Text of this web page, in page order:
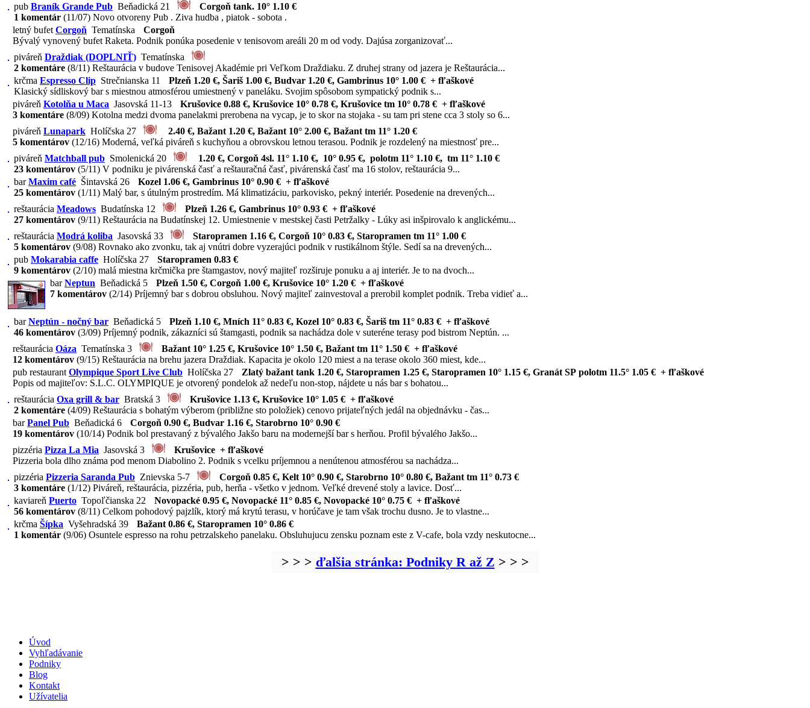
pub Braník Grande Pub Beňadická 21
Corgoň tank. 10° 1.10 €
1 komentár (11/07) Novo otvoreny Pub . Ziva hudba , piatok - sobota .
letný bufet Corgoň Tematínska
Corgoň
Bývalý vynovený bufet Raketa. Podnik ponúka posedenie v tenisovom areáli 20 m od vody. Dajúsa zorganizovať...
piváreň Draždiak (DOPLNIŤ) Tematínska
2 komentáre (8/11) Reštaurácia v budove Tenisovej Akadémie pri Veľkom Draždiaku. Z druhej strany od jazera je Reštaurácia...
krčma Espresso Clip Strečnianska 11
Plzeň 1.20 €, Šariš 1.00 €, Budvar 1.20 €, Gambrinus 10° 1.00 € + fľaškové
Klasický sídliskový bar s miestnou atmosférou umiestnený v paneláku. Svojim spôsobom sympatický podnik s...
piváreň Kotolňa u Maca Jasovská 11-13
Krušovice 0.88 €, Krušovice 10° 0.78 €, Krušovice tm 10° 0.78 € + fľaškové
3 komentáre (8/09) Kotolna medzi dvoma panelakmi prerobena na vycap, je to skor na stojaka - su tam pri stene cca 3 stoly so 6...
piváreň Lunapark Holíčska 27
2.40 €, Bažant 1.20 €, Bažant 10° 2.00 €, Bažant tm 11° 1.20 €
5 komentárov (12/16) Moderná, veľká piváreň s kuchyňou a obrovskou letnou terasou. Podnik je rozdelený na miestnosť pre...
piváreň Matchball pub Smolenická 20
1.20 €, Corgoň 4sl. 11° 1.10 €, 10° 0.95 €, polotm 11° 1.10 €, tm 11° 1.10 €
23 komentárov (5/11) V podniku je pivárenská časť a reštauračná časť, pivárenská časť ma 16 stolov, reštaurácia 9...
bar Maxim café Šintavská 26
Kozel 1.06 €, Gambrinus 10° 0.90 € + fľaškové
25 komentárov (1/11) Malý bar, s útulným prostredím. Má klimatizáciu, parkovisko, pekný interiér. Posedenie na drevených...
reštaurácia Meadows Budatínska 12
Plzeň 1.26 €, Gambrinus 10° 0.93 € + fľaškové
27 komentárov (9/11) Reštaurácia na Budatínskej 12. Umiestnenie v mestskej časti Petržalky - Lúky asi inšpirovalo k anglickému...
reštaurácia Modrá koliba Jasovská 33
Staropramen 1.16 €, Corgoň 10° 0.83 €, Staropramen tm 11° 1.00 €
5 komentárov (9/08) Rovnako ako zvonku, tak aj vnútri dobre vyzerajúci podnik v rustikálnom štýle. Sedí sa na drevených...
pub Mokarabia caffe Holíčska 27
Staropramen 0.83 €
9 komentárov (2/10) malá miestna krčmička pre štamgastov, nový majiteľ rozširuje ponuku a aj interiér. Je to na dvoch...
bar Neptun Beňadická 5
Plzeň 1.50 €, Corgoň 1.00 €, Krušovice 10° 1.20 € + fľaškové
7 komentárov (2/14) Príjemný bar s dobrou obsluhou. Nový majiteľ zainvestoval a prerobil komplet podnik. Treba vidieť a...
bar Neptún - nočný bar Beňadická 5
Plzeň 1.10 €, Mních 11° 0.83 €, Kozel 10° 0.83 €, Šariš tm 11° 0.83 € + fľaškové
46 komentárov (3/09) Príjemný podnik, zákazníci sú štamgasti, podnik sa nachádza dole v suteréne terasy pod bistrom Neptún. ...
reštaurácia Oáza Tematínska 3
Bažant 10° 1.25 €, Krušovice 10° 1.50 €, Bažant tm 11° 1.50 € + fľaškové
12 komentárov (9/15) Reštaurácia na brehu jazera Draždiak. Kapacita je okolo 120 miest a na terase okolo 360 miest, kde...
pub restaurant Olympique Sport Live Club Holíčska 27
Zlatý bažant tank 1.20 €, Staropramen 1.25 €, Staropramen 10° 1.15 €, Granát SP polotm 11.5° 1.05 € + fľaškové
Popis od majiteľov: S.L.C. OLYMPIQUE je otvorený pondelok až nedeľu non-stop, nájdete u nás bar s bohatou...
reštaurácia Oxa grill & bar Bratská 3
Krušovice 1.13 €, Krušovice 10° 1.05 € + fľaškové
2 komentáre (4/09) Reštaurácia s bohatým výberom (približne sto položiek) cenovo prijateľných jedál na objednávku - čas...
bar Panel Pub Beňadická 6
Corgoň 0.90 €, Budvar 1.16 €, Starobrno 10° 0.90 €
19 komentárov (10/14) Podnik bol prestavaný z bývalého Jakšo baru na modernejší bar s herňou. Profil bývalého Jakšo...
pizzéria Pizza La Mia Jasovská 3
Krušovice + fľaškové
Pizzeria bola dlho známa pod menom Diabolino 2. Podnik s vcelku príjemnou a nenútenou atmosférou sa nachádza...
pizzéria Pizzeria Saranda Pub Znievska 5-7
Corgoň 0.85 €, Kelt 10° 0.90 €, Starobrno 10° 0.80 €, Bažant tm 11° 0.73 €
3 komentáre (1/12) Piváreň, reštaurácia, pizzéria, pub, herňa - všetko v jednom. Veľké drevené stoly a lavice. Dosť...
kaviareň Puerto Topoľčianska 22
Novopacké 0.95 €, Novopacké 11° 0.85 €, Novopacké 10° 0.75 € + fľaškové
56 komentárov (8/11) Celkom pohodový pajzlík, ktorý má krytú terasu, v horúčave je tam však trochu dusno. Je to vlastne...
krčma Šípka Vyšehradská 39
Bažant 0.86 €, Staropramen 10° 0.86 €
1 komentár (9/06) Osuntele espresso na rohu petrzalskeho panelaku. Obsluhujucu zensku poznam este z V-cafe, bola vzdy neskutocne...
> > > ďalšia stránka: Podniky R až Z > > >
Úvod
Vyhľadávanie
Podniky
Blog
Kontakt
Užívatelia